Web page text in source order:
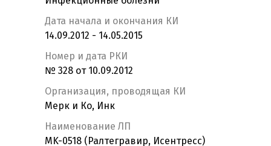
Дата начала и окончания КИ
14.09.2012 - 14.05.2015
Номер и дата РКИ
№ 328 от 10.09.2012
Организация, проводящая КИ
Мерк и Ко, Инк
Наименование ЛП
MK-0518 (Ралтегравир, Исентресс)